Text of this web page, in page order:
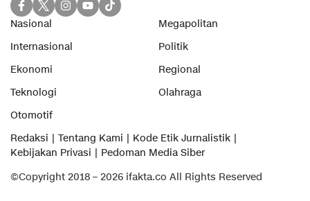
Nasional
Megapolitan
Internasional
Politik
Ekonomi
Regional
Teknologi
Olahraga
Otomotif
Redaksi
Tentang Kami
Kode Etik Jurnalistik
Kebijakan Privasi
Pedoman Media Siber
©Copyright 2018 – 2026 ifakta.co All Rights Reserved